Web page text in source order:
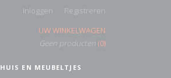
Inloggen
Registreren
UW WINKELWAGEN
Geen producten (0)
HUIS EN MEUBELTJES